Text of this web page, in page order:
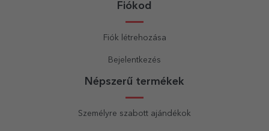
Fiókod
Fiók létrehozása
Bejelentkezés
Népszerű termékek
Személyre szabott ajándékok